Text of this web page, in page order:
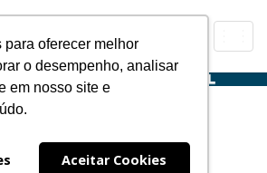
oferecer melhor
o desempenho, analisar
em nosso site e
Aceitar Cookies
ODS